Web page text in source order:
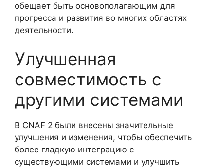
обещает быть основополагающим для
прогресса и развития во многих областях
деятельности.
Улучшенная
совместимость с
другими системами
В CNAF 2 были внесены значительные
улучшения и изменения, чтобы обеспечить
более гладкую интеграцию с
существующими системами и улучшить